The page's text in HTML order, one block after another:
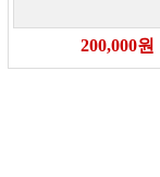
200,000원